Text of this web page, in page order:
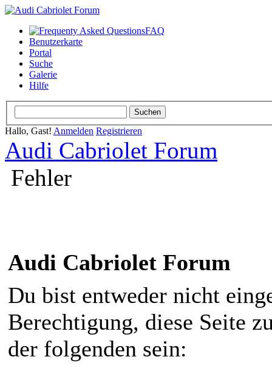
FAQ
Benutzerkarte
Portal
Suche
Galerie
Hilfe
Hallo, Gast! Anmelden Registrieren
Audi Cabriolet Forum
Fehler
Audi Cabriolet Forum
Du bist entweder nicht
Berechtigung, diese Seite
der folgenden sein: